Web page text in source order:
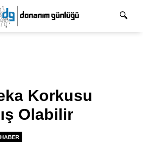
Korkusu
Olabilir
HABER